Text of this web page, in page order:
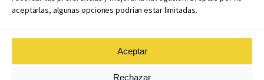
aceptarlas, algunas opciones podrían estar limitadas.
Aceptar
Rechazar